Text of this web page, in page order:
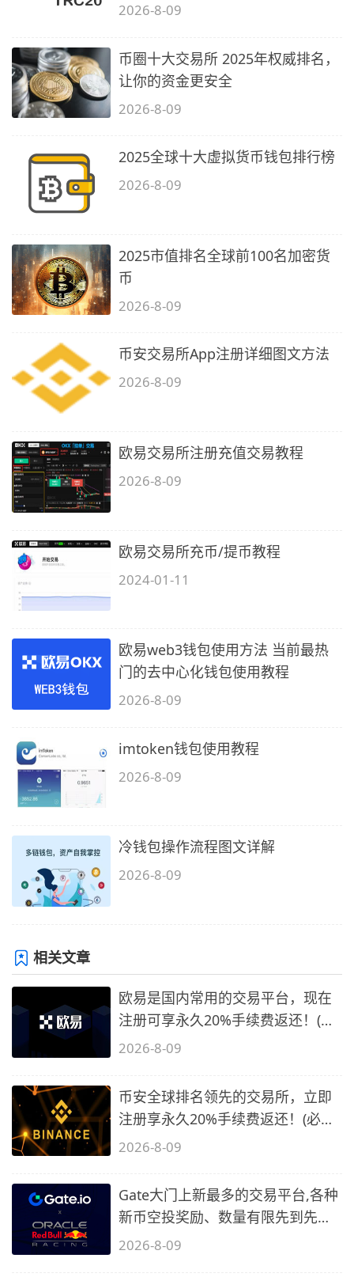
2026-8-09
币圈十大交易所 2025年权威排名，
让你的资金更安全
2026-8-09
2025全球十大虚拟货币钱包排行榜
2026-8-09
2025市值排名全球前100名加密货
币
2026-8-09
币安交易所App注册详细图文方法
2026-8-09
欧易交易所注册充值交易教程
2026-8-09
欧易交易所充币/提币教程
2024-01-11
欧易web3钱包使用方法 当前最热
门的去中心化钱包使用教程
2026-8-09
imtoken钱包使用教程
2026-8-09
冷钱包操作流程图文详解
2026-8-09
相关文章
欧易是国内常用的交易平台，现在
注册可享永久20%手续费返还！(必
备1)
2026-8-09
币安全球排名领先的交易所，立即
注册享永久20%手续费返还！(必备
2)
2026-8-09
Gate大门上新最多的交易平台,各种
新币空投奖励、数量有限先到先
得…
2026-8-09